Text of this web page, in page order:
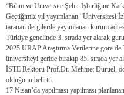
“Bilim ve Üniversite Şehir İşbirliğine
Geçtiğimiz yıl yayımlanan “Üniversitesi
taranan dergilerde yayımlanan kurum
Türkiye genelinde 3. sırada yer alarak
2025 URAP Araştırma Verilerine göre
üniversiteyi geride bırakıp 85. sırada yer
İSTE Rektörü Prof.Dr. Mehmet Duruel,
olduğunu belirtti.
17 Nisan’da yapılması yapılması